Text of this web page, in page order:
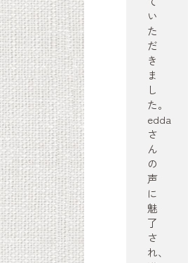
い
た
だ
き
ま
し
た。
edda
さ
ん
の
声
に
魅
了
さ
れ、